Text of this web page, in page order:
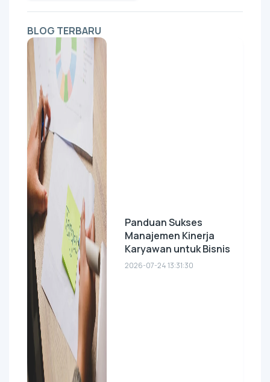
BLOG TERBARU
Panduan Sukses
Manajemen Kinerja
Karyawan untuk Bisnis
2026-07-24 13:31:30